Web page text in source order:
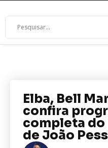
Elba, Bell
confira
completa
de João